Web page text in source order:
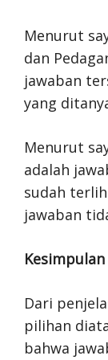
Menurut
dan
jawaban
yang
Menurut
adalah
sudah
jawaban
Kesimpulan
Dari
pilihan
bahwa